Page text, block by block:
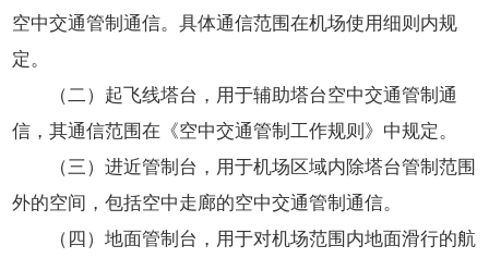
空中交通管制通信。具体通信范围在机场使用细则内规
定。
（二）起飞线塔台，用于辅助塔台空中交通管制通
信，其通信范围在《空中交通管制工作规则》中规定。
（三）进近管制台，用于机场区域内除塔台管制范围
外的空间，包括空中走廊的空中交通管制通信。
（四）地面管制台，用于对机场范围内地面滑行的航